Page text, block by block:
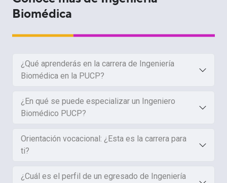
Biomédica
¿Qué aprenderás en la carrera de Ingeniería
Biomédica en la PUCP?
¿En qué se puede especializar un Ingeniero
Biomédico PUCP?
Orientación vocacional: ¿Esta es la carrera para
ti?
¿Cuál es el perfil de un egresado de Ingeniería